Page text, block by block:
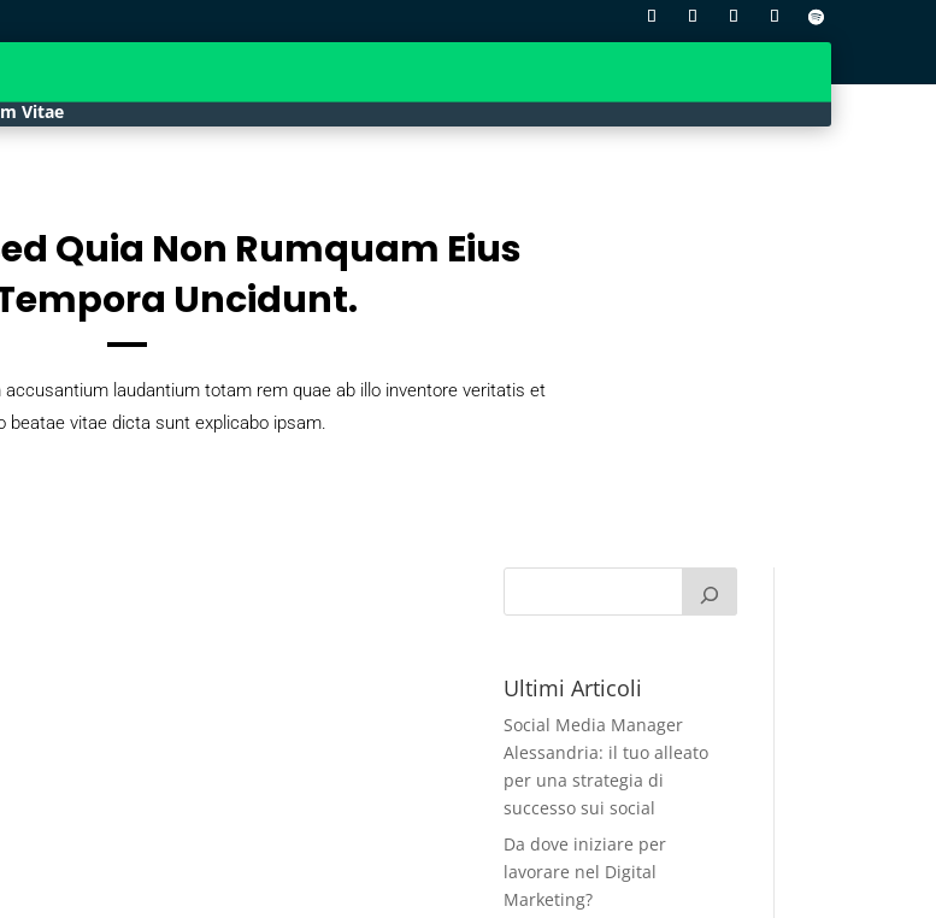
Vitae
Quia Non Rumquam Eius
Uncidunt.
laudantium totam rem quae ab illo inventore veritatis et
beatae vitae dicta sunt explicabo ipsam.
Ultimi Articoli
Social Media Manager
Alessandria: il tuo alleato
per una strategia di
successo sui social
Da dove iniziare per
lavorare nel Digital
Marketing?